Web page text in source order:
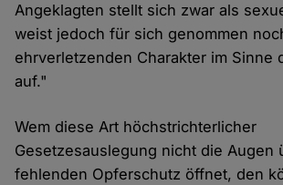
Angeklagten stellt sich zwar als
weist jedoch für sich genommen
ehrverletzenden Charakter im Sinne
auf."
Wem diese Art höchstrichterlicher
Gesetzesauslegung nicht die Augen
fehlenden Opferschutz öffnet, den